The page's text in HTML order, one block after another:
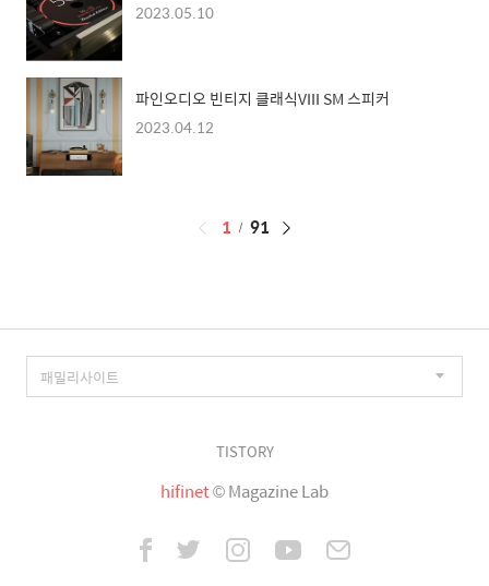
2023.05.10
파인오디오 빈티지 클래식VIII SM 스피커
2023.04.12
페
1 91
TISTORY
hifinet© Magazine Lab